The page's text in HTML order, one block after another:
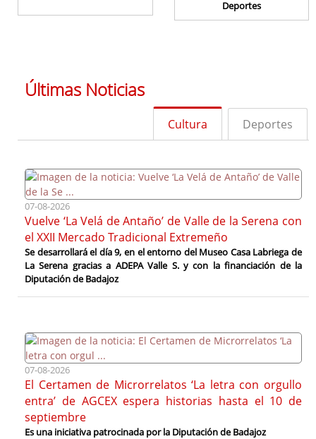
Programas Deportivos
Deportes
Últimas Noticias
Cultura Deportes
07-08-2026
Vuelve ‘La Velá de Antaño’ de Valle de la Serena con
el XXII Mercado Tradicional Extremeño
Se desarrollará el día 9, en el entorno del Museo Casa Labriega de
La Serena gracias a ADEPA Valle S. y con la financiación de la
Diputación de Badajoz
07-08-2026
El Certamen de Microrrelatos ‘La letra con orgullo
entra’ de AGCEX espera historias hasta el 10 de
septiembre
Es una iniciativa patrocinada por la Diputación de Badajoz